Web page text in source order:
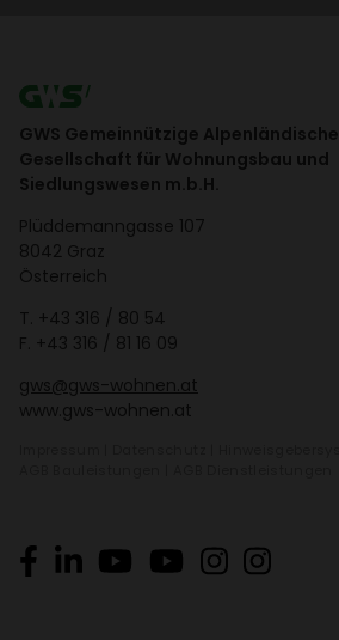
GWS Gemeinnützige Alpenländische
Gesellschaft für Wohnungsbau und
Siedlungswesen m.b.H.
Plüd­de­mann­gasse 107
8042 Graz
Öster­reich
T. +43 316 / 80 54
F. +43 316 / 81 16 09
gws@gws-wohnen.at
www.gws-wohnen.at